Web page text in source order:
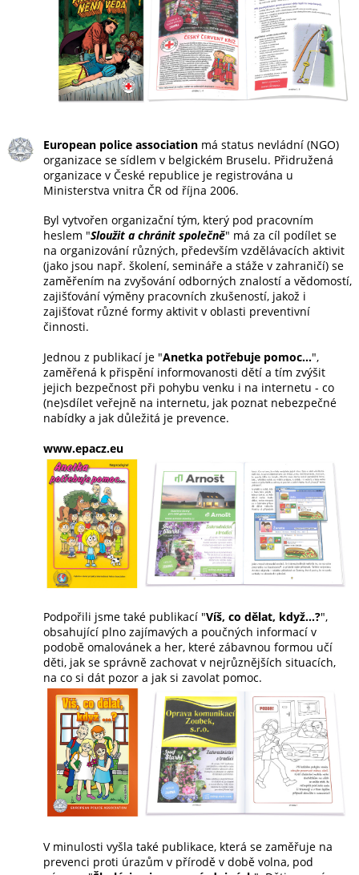
European police associationmá status nevládní (NGO)
organizace se sídlem v belgickém Bruselu. Přidružená
organizace v České republice je registrována u
Ministerstva vnitra ČR od října 2006.
Byl vytvořen organizační tým, který pod pracovním
heslem "Sloužit a chránit společně" má za cíl podílet se
na organizování různých, především vzdělávacích aktivit
(jako jsou např. školení, semináře a stáže v zahraničí) se
zaměřením na zvyšování odborných znalostí a vědomostí,
zajišťování výměny pracovních zkušeností, jakož i
zajišťovat různé formy aktivit v oblasti preventivní
činnosti.
Jednou z publikací je "Anetka potřebuje pomoc...",
zaměřená k přispění informovanosti dětí a tím zvýšit
jejich bezpečnost při pohybu venku i na internetu - co
(ne)sdílet veřejně na internetu, jak poznat nebezpečné
nabídky a jak důležitá je prevence.
www.epacz.eu
Podpořili jsme také publikací "Víš, co dělat, když...?",
obsahující plno zajímavých a poučných informací v
podobě omalovánek a her, které zábavnou formou učí
děti, jak se správně zachovat v nejrůznějších situacích,
na co si dát pozor a jak si zavolat pomoc.
V minulosti vyšla také publikace, která se zaměřuje na
prevenci proti úrazům v přírodě v době volna, pod